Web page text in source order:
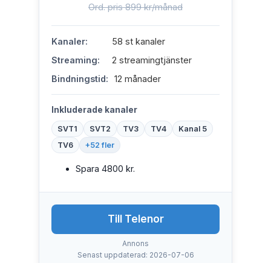
Ord. pris 899 kr/månad
Kanaler:
58 st kanaler
Streaming:
2 streamingtjänster
Bindningstid:
12 månader
Inkluderade kanaler
SVT1 SVT2 TV3 TV4
Kanal 5
TV6
+52 fler
Spara 4800 kr.
Till Telenor
Annons
Senast uppdaterad: 2026-07-06